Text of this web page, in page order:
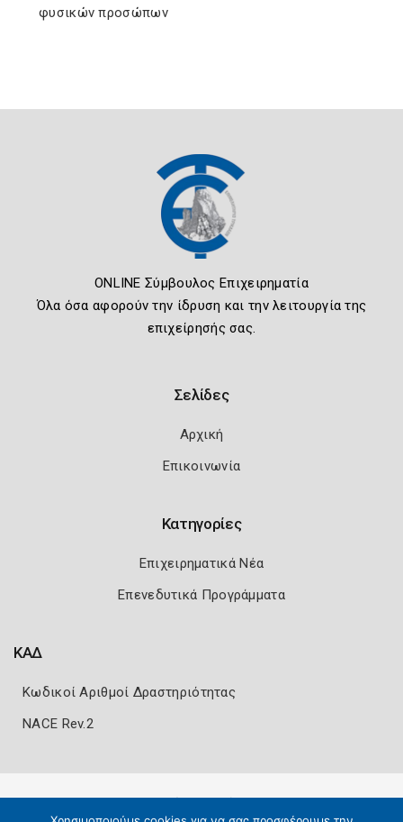
φυσικών προσώπων
ONLINE Σύμβουλος Επιχειρηματία
Όλα όσα αφορούν την ίδρυση και την λειτουργία της
επιχείρησής σας.
Σελίδες
Αρχική
Επικοινωνία
Κατηγορίες
Επιχειρηματικά Νέα
Επενεδυτικά Προγράμματα
ΚΑΔ
Κωδικοί Αριθμοί Δραστηριότητας
NACE Rev.2